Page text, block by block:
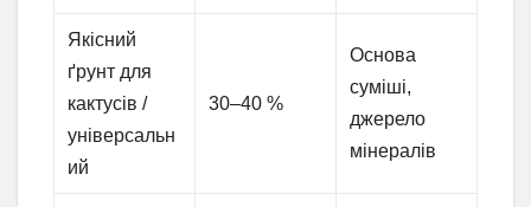
Якісний
ґрунт для
кактусів /
універсальн
ий
30–40 %
Основа
суміші,
джерело
мінералів